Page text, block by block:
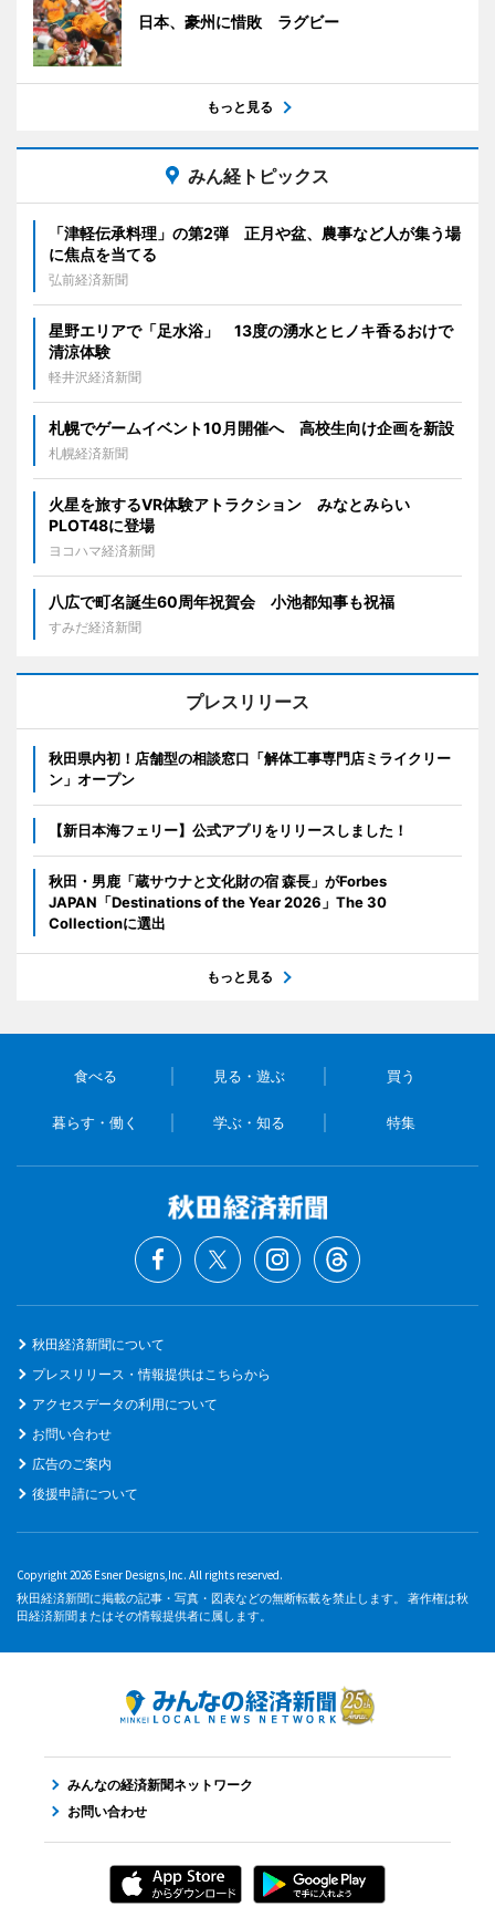
日本、豪州に惜敗 ラグビー
もっと見る
みん経トピックス
「津軽伝承料理」の第2弾 正月や盆、農事など人が集う場
に焦点を当てる
弘前経済新聞
星野エリアで「足水浴」 13度の湧水とヒノキ香るおけで
清涼体験
軽井沢経済新聞
札幌でゲームイベント10月開催へ 高校生向け企画を新設
札幌経済新聞
火星を旅するVR体験アトラクション みなとみらい
PLOT48に登場
ヨコハマ経済新聞
八広で町名誕生60周年祝賀会 小池都知事も祝福
すみだ経済新聞
プレスリリース
秋田県内初！店舗型の相談窓口「解体工事専門店ミライクリー
ン」オープン
【新日本海フェリー】公式アプリをリリースしました！
秋田・男鹿「蔵サウナと文化財の宿 森長」がForbes
JAPAN「Destinations of the Year 2026」The 30
Collectionに選出
もっと見る
食べる 見る・遊ぶ 買う
暮らす・働く 学ぶ・知る 特集
秋田経済新聞について
プレスリリース・情報提供はこちらから
アクセスデータの利用について
お問い合わせ
広告のご案内
後援申請について
Copyright 2026 Esner Designs,Inc. All rights reserved.
秋田経済新聞に掲載の記事・写真・図表などの無断転載を禁止します。 著作権は秋
田経済新聞またはその情報提供者に属します。
みんなの経済新聞ネットワーク
お問い合わせ